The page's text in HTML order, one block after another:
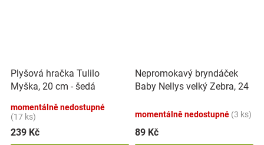
Plyšová hračka Tulilo
Myška, 20 cm - šedá
momentálně nedostupné
(17 ks)
239 Kč
Nepromokavý bryndáček
Baby Nellys velký Zebra, 24
momentálně nedostupné (3 ks)
89 Kč